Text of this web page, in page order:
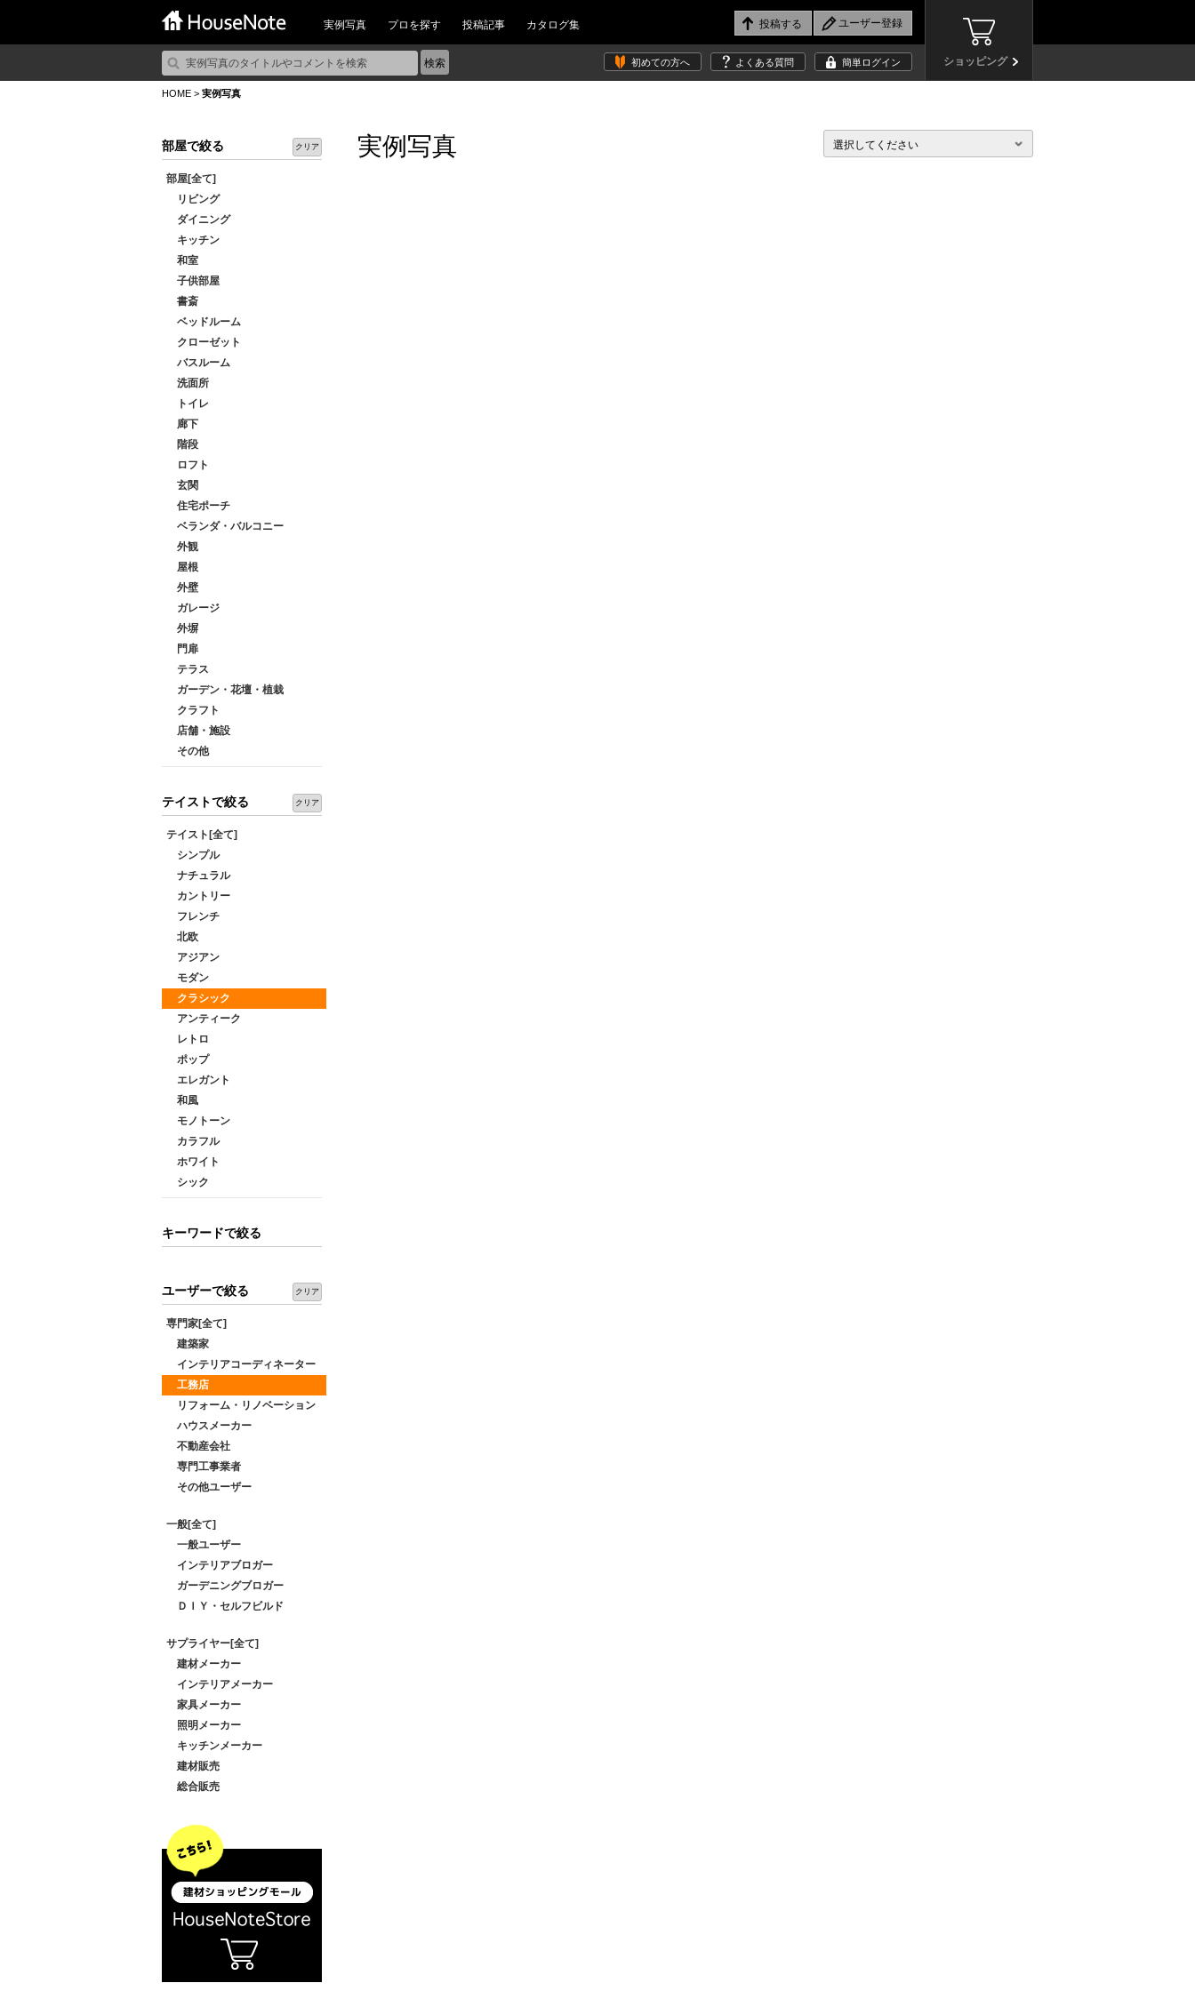
実例写真 プロを探す 投稿記事 カタログ集
ショッピング
初めての方へ よくある質問 簡単ログイン
HOME > 実例写真
部屋で絞る クリア
部屋[全て]
リビング
ダイニング
キッチン
和室
子供部屋
書斎
ベッドルーム
クローゼット
バスルーム
洗面所
トイレ
廊下
階段
ロフト
玄関
住宅ポーチ
ベランダ・バルコニー
外観
屋根
外壁
ガレージ
外塀
門扉
テラス
ガーデン・花壇・植栽
クラフト
店舗・施設
その他
テイストで絞る クリア
テイスト[全て]
シンプル
ナチュラル
カントリー
フレンチ
北欧
アジアン
モダン
クラシック
アンティーク
レトロ
ポップ
エレガント
和風
モノトーン
カラフル
ホワイト
シック
キーワードで絞る
ユーザーで絞る クリア
専門家[全て]
建築家
インテリアコーディネーター
工務店
リフォーム・リノベーション
ハウスメーカー
不動産会社
専門工事業者
その他ユーザー
一般[全て]
一般ユーザー
インテリアブロガー
ガーデニングブロガー
ＤＩＹ・セルフビルド
サプライヤー[全て]
建材メーカー
インテリアメーカー
家具メーカー
照明メーカー
キッチンメーカー
建材販売
総合販売
実例写真 選択してください